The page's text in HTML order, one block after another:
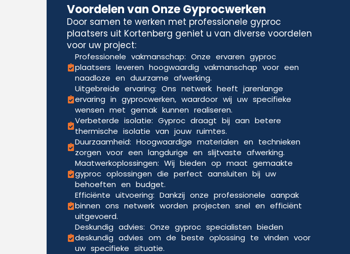
Voordelen van Onze Gyprocwerken
Door samen te werken met professionele gyproc
plaatsers uit Kortenberg geniet u van diverse voordelen
voor uw project:
Professionele vakmanschap: Onze ervaren gyproc
plaatsers leveren hoogwaardig vakmanschap voor een
naadloze en duurzame afwerking.
Uitgebreide ervaring: Ons netwerk heeft jarenlange
ervaring in gyprocwerken, waardoor wij uw specifieke
wensen met gemak kunnen realiseren.
Verbeterde isolatie: Gyproc draagt bij aan betere
thermische isolatie van jouw ruimtes.
Duurzaamheid: Hoogwaardige materialen en technieken
zorgen voor een langdurige en slijtvaste afwerking.
Maatwerkoplossingen: Wij bieden op maat gemaakte
gyproc oplossingen die perfect aansluiten bij uw
behoeften en budget.
Efficiënte uitvoering: Dankzij onze professionele aanpak
binnen ons netwerk worden projecten snel en efficiënt
uitgevoerd.
Deskundig advies: Onze gyproc specialisten bieden
deskundig advies om de beste oplossing te vinden voor
uw specifieke situatie.